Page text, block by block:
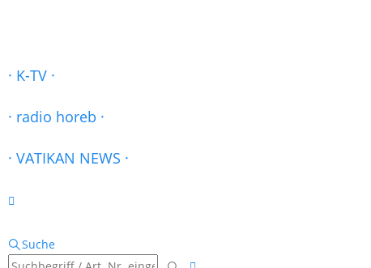
· K-TV ·
· radio horeb ·
· VATIKAN NEWS ·
Suche